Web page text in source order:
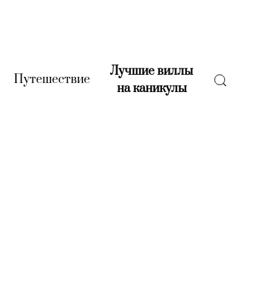
(current)
Путешествие(current)
Лучшие виллы
на каникулы(current)